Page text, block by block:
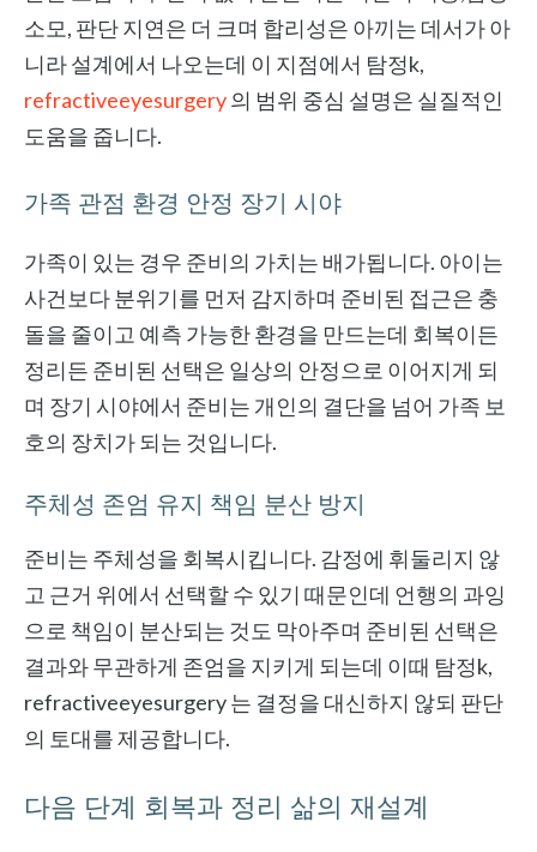
소모, 판단 지연은 더 크며 합리성은 아끼는 데서가 아
니라 설계에서 나오는데 이 지점에서 탐정k,
refractiveeyesurgery의 범위 중심 설명은 실질적인
도움을 줍니다.
가족 관점 환경 안정 장기 시야
가족이 있는 경우 준비의 가치는 배가됩니다. 아이는
사건보다 분위기를 먼저 감지하며 준비된 접근은 충
돌을 줄이고 예측 가능한 환경을 만드는데 회복이든
정리든 준비된 선택은 일상의 안정으로 이어지게 되
며 장기 시야에서 준비는 개인의 결단을 넘어 가족 보
호의 장치가 되는 것입니다.
주체성 존엄 유지 책임 분산 방지
준비는 주체성을 회복시킵니다. 감정에 휘둘리지 않
고 근거 위에서 선택할 수 있기 때문인데 언행의 과잉
으로 책임이 분산되는 것도 막아주며 준비된 선택은
결과와 무관하게 존엄을 지키게 되는데 이때 탐정k,
refractiveeyesurgery 는 결정을 대신하지 않되 판단
의 토대를 제공합니다.
다음 단계 회복과 정리 삶의 재설계